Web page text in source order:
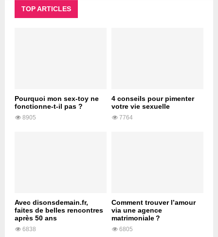
TOP ARTICLES
Pourquoi mon sex-toy ne
fonctionne-t-il pas ?
8905
4 conseils pour pimenter
votre vie sexuelle
7764
Avec disonsdemain.fr,
faites de belles rencontres
après 50 ans
6838
Comment trouver l’amour
via une agence
matrimoniale ?
6805